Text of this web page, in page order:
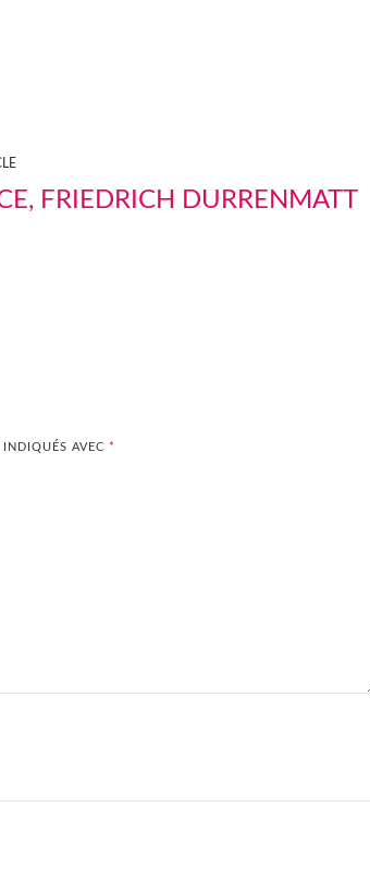
FRIEDRICH DURRENMATT
AVEC *